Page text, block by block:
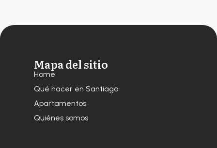
Mapa del sitio
Home
Qué hacer en Santiago
Apartamentos
Quiénes somos